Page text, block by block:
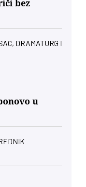
bez
DRAMATURG I
u